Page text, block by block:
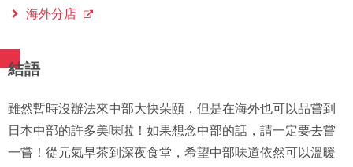
海外分店
結語
雖然暫時沒辦法來中部大快朵頤，但是在海外也可以品嘗到
日本中部的許多美味啦！如果想念中部的話，請一定要去嘗
一嘗！從元氣早茶到深夜食堂，希望中部味道依然可以溫暖